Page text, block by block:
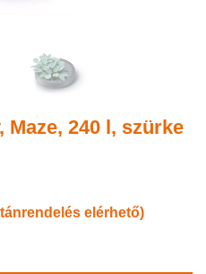
240 l, szürke
elérhető)
l, szürke mennyiség